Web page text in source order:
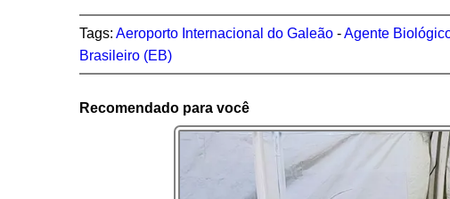
Tags: Aeroporto Internacional do Galeão-Agente
Brasileiro (EB)
Recomendado para você